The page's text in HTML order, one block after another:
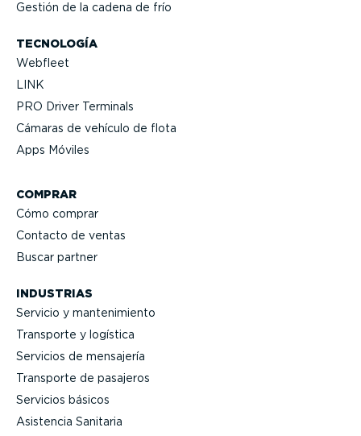
Gestión de la cadena de frío
TECNOLOGÍA
Webfleet
LINK
PRO Driver Terminals
Cámaras de vehículo de flota
Apps Móviles
COMPRAR
Cómo comprar
Contacto de ventas
Buscar partner
INDUSTRIAS
Servicio y mante­ni­miento
Transporte y logística
Servicios de mensajería
Transporte de pasajeros
Servicios básicos
Asistencia Sanitaria